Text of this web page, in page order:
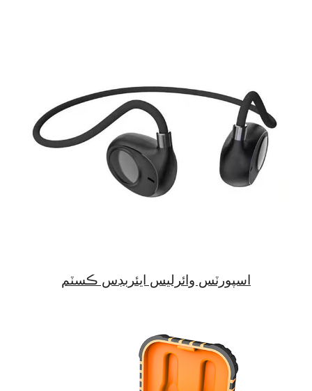
اسپورٽس وائرليس ايئربڊس ڪسٽم